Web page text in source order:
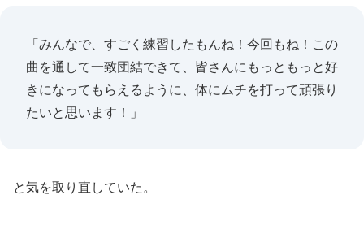
「みんなで、すごく練習したもんね！今回もね！この
曲を通して一致団結できて、皆さんにもっともっと好
きになってもらえるように、体にムチを打って頑張り
たいと思います！」
と気を取り直していた。